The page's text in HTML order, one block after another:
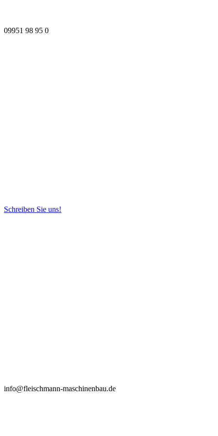
09951 98 95 0
Schreiben Sie uns!
info@fleischmann-maschinenbau.de